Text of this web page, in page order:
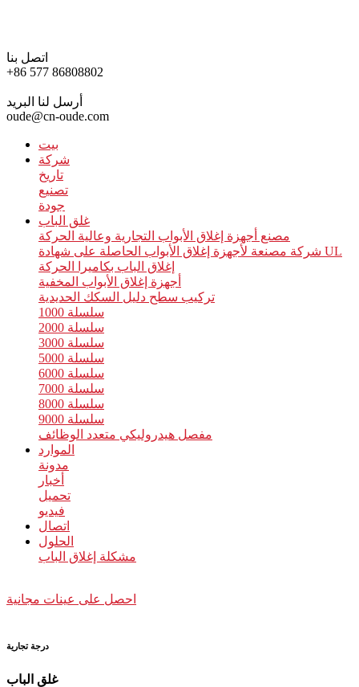
اتصل بنا
+86 577 86808802
أرسل لنا البريد
oude@cn-oude.com
بيت
شركة
تاريخ
تصنيع
جودة
غلق الباب
مصنع أجهزة إغلاق الأبواب التجارية وعالية الحركة
شركة مصنعة لأجهزة إغلاق الأبواب الحاصلة على شهادة UL
إغلاق الباب بكاميرا الحركة
أجهزة إغلاق الأبواب المخفية
تركيب سطح دليل السكك الحديدية
سلسلة 1000
سلسلة 2000
سلسلة 3000
سلسلة 5000
سلسلة 6000
سلسلة 7000
سلسلة 8000
سلسلة 9000
مفصل هيدروليكي متعدد الوظائف
الموارد
مدونة
أخبار
تحميل
فيديو
اتصال
الحلول
مشكلة إغلاق الباب
احصل على عينات مجانية
درجة تجارية
غلق الباب